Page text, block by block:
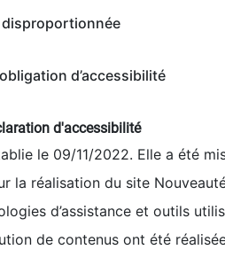
d’accessibilité
d'accessibilité
le 09/11/2022. Elle a été
la réalisation du site
d’assistance et outils
de contenus ont été